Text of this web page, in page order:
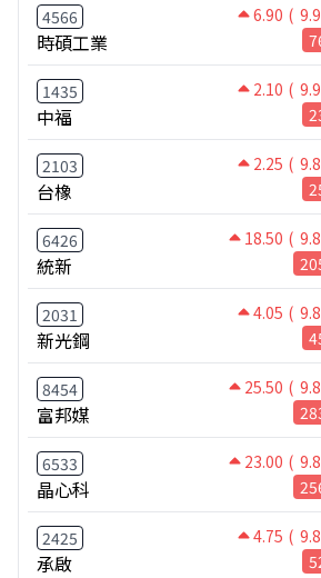
4566 6.90 (
時碩工業
1435 2.10 (
中福
2103 2.25 (
台橡
6426 18.50 (
統新
2031 4.05 (
新光鋼
8454 25.50 (
富邦媒
6533 23.00 (
晶心科
2425 4.75 (
承啟